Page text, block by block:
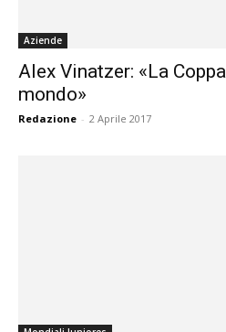
Aziende
Alex Vinatzer: «La
mondo»
Redazione - 2 Aprile 2017